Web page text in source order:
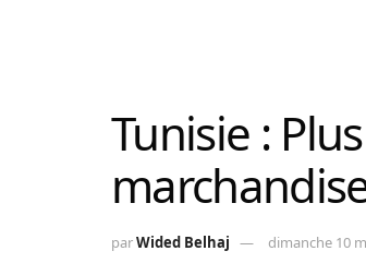
Tunisie :
parWided Belhaj dimanche 10